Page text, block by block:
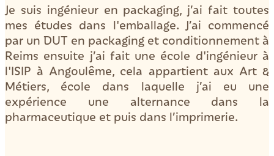
Je suis ingénieur en packaging, j’ai fait toutes
mes études dans l'emballage. J’ai commencé
par un DUT en packaging et conditionnement à
Reims ensuite j’ai fait une école d'ingénieur à
l'ISIP à Angoulême, cela appartient aux Art &
Métiers, école dans laquelle j’ai eu une
expérience une alternance dans la
pharmaceutique et puis dans l’imprimerie.